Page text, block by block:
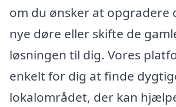
om du ønsker at opgradere
nye døre eller skifte de
løsningen til dig. Vores
enkelt for dig at finde
lokalområdet, der kan